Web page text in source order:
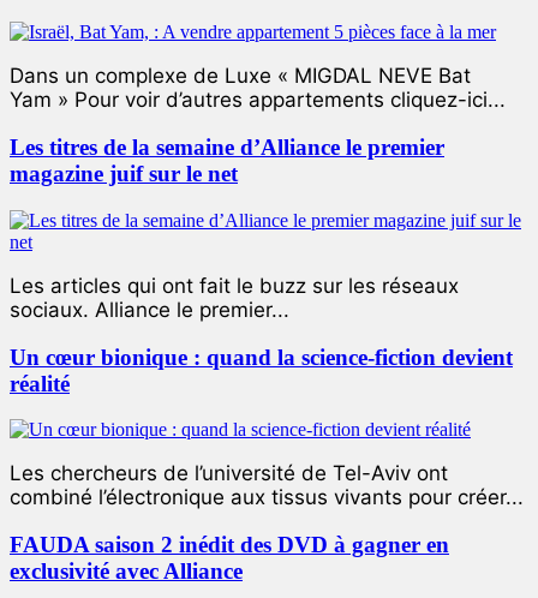
Dans un complexe de Luxe « MIGDAL NEVE Bat
Yam » Pour voir d’autres appartements cliquez-ici...
Les titres de la semaine d’Alliance le premier
magazine juif sur le net
Les articles qui ont fait le buzz sur les réseaux
sociaux. Alliance le premier...
Un cœur bionique : quand la science-fiction devient
réalité
Les chercheurs de l’université de Tel-Aviv ont
combiné l’électronique aux tissus vivants pour créer...
FAUDA saison 2 inédit des DVD à gagner en
exclusivité avec Alliance